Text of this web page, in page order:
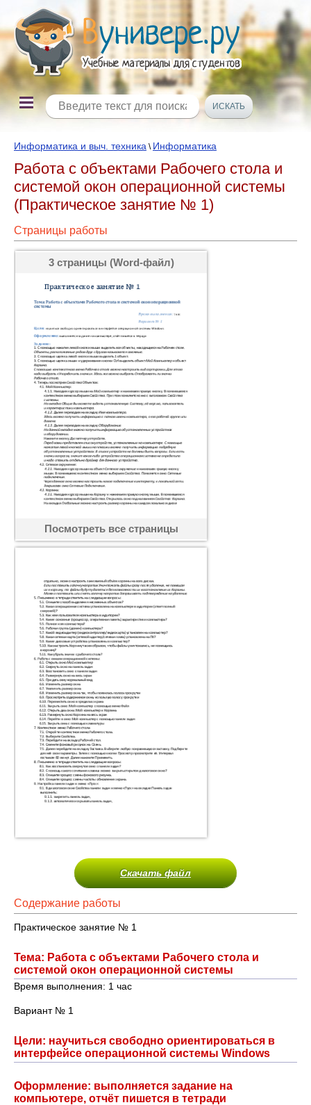
Информатика и выч. техника \ Информатика
Работа с объектами Рабочего стола и
системой окон операционной системы
(Практическое занятие № 1)
Страницы работы
3 страницы (Word-файл)
Посмотреть все страницы
Скачать файл
Содержание работы
Практическое занятие № 1
Тема: Работа с объектами Рабочего стола и
системой окон операционной системы
Время выполнения: 1 час
Вариант № 1
Цели: научиться свободно ориентироваться в
интерфейсе операционной системы Windows
Оформление: выполняется задание на
компьютере, отчёт пишется в тетради